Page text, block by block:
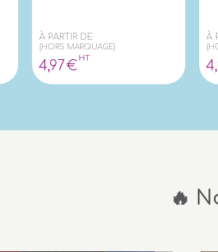
À PARTIR DE
(HORS MARQUAGE)
4,97€
HT
À
4
🔥